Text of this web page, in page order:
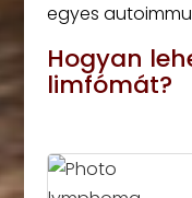
egyes
Hogyan
limfómát?